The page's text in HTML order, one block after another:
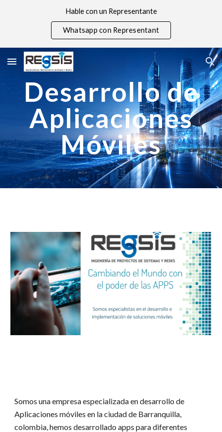
Hable con un Representante
Whatsapp con Representant
Desarrollo de
Aplicaciones
Móviles
Somos una empresa especializada en desarrollo de
Aplicaciones móviles en la ciudad de Barranquilla,
colombia, hemos desarrollado apps para diferentes